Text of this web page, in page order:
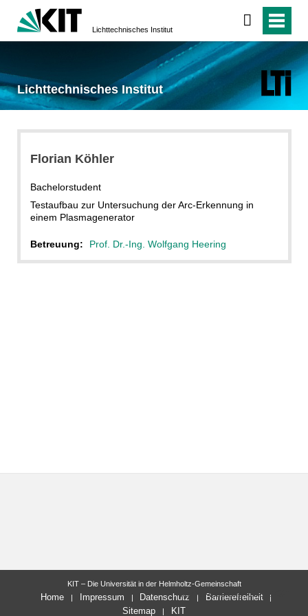
Lichttechnisches Institut
Lichttechnisches Institut
Florian Köhler
Bachelorstudent
Testaufbau zur Untersuchung der Arc-Erkennung in
einem Plasmagenerator
Betreuung: Prof. Dr.-Ing. Wolfgang Heering
letzte Änderung: 10.11.2021
KIT – Die Universität in der Helmholtz-Gemeinschaft
Home Impressum Datenschutz
Barrierefreiheit
Sitemap
KIT